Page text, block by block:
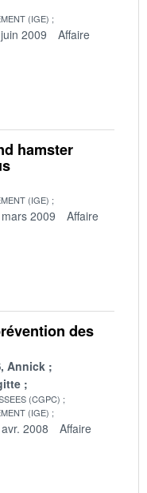
(IGE)
2009
Affaire
hamster
(IGE)
2009
Affaire
des
Annick
(CGPC)
(IGE)
2008
Affaire